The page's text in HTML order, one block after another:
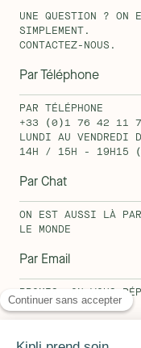
UNE QUESTION ? ON
SIMPLEMENT.
CONTACTEZ-NOUS.
Par Téléphone
PAR TÉLÉPHONE
+33 (0)1 76 42 11
LUNDI AU
14H / 15H - 19H15
Par Chat
ON EST AUSSI LÀ PAR
LE MONDE
Par Email
PROMIS, ON VOUS
HELLO@KIPLI.COM